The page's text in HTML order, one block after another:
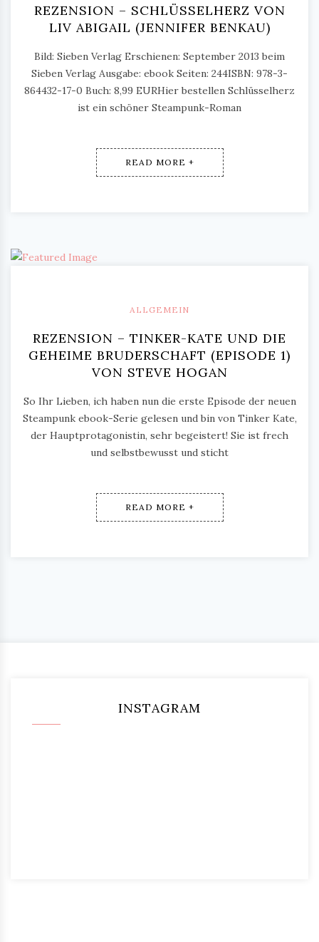
REZENSION – SCHLÜSSELHERZ VON
LIV ABIGAIL (JENNIFER BENKAU)
Bild: Sieben Verlag Erschienen: September 2013 beim
Sieben Verlag Ausgabe: ebook Seiten: 244ISBN: 978-3-
864432-17-0 Buch: 8,99 EURHier bestellen Schlüsselherz
ist ein schöner Steampunk-Roman
READ MORE +
ALLGEMEIN
REZENSION – TINKER-KATE UND DIE
GEHEIME BRUDERSCHAFT (EPISODE 1)
VON STEVE HOGAN
So Ihr Lieben, ich haben nun die erste Episode der neuen
Steampunk ebook-Serie gelesen und bin von Tinker Kate,
der Hauptprotagonistin, sehr begeistert! Sie ist frech
und selbstbewusst und sticht
READ MORE +
INSTAGRAM